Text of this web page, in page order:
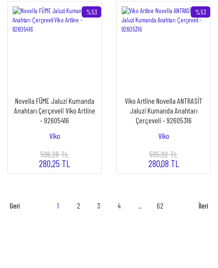
%53
Novella FÜME Jaluzi Kumanda
Anahtarı Çerçeveli Viko Artline
- 92605416
Viko
596,28 TL
280,25 TL
%53
Viko Artline Novella ANTRASİT
Jaluzi Kumanda Anahtarı
Çerçeveli - 92605316
Viko
595,92 TL
280,08 TL
1 2 3 4 .. 62